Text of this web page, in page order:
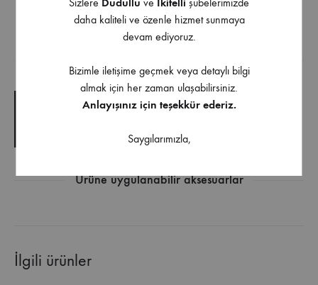
Hettich Atira Gri Yanak Sol
TEKNIK ÇIZIM
Ürüne uygulanabilir aksesuarlar
İlgili ürünler
daha kaliteli ve özenle hizmet sunmaya
devam ediyoruz.
Bizimle iletişime geçmek veya detaylı bilgi
almak için her zaman ulaşabilirsiniz.
Anlayışınız için teşekkür ederiz.
Saygılarımızla,